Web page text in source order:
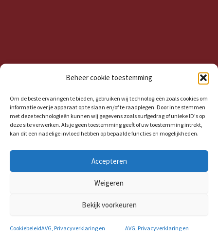
Beheer cookie toestemming
Om de beste ervaringen te bieden, gebruiken wij technologieën zoals cookies om
informatie over je apparaat op te slaan en/of te raadplegen. Door in te stemmen
met deze technologieën kunnen wij gegevens zoals surfgedrag of unieke ID's op
deze site verwerken. Als je geen toestemming geeft of uw toestemming intrekt,
kan dit een nadelige invloed hebben op bepaalde functies en mogelijkheden.
Accepteren
Weigeren
Bekijk voorkeuren
CookiebeleidAVG, Privacyverklaring en
AVG, Privacyverklaring en
Copyright Peek-vdKroon.nl © 2026 | Made by